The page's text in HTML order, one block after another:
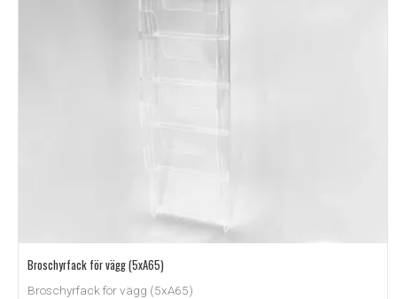
Broschyrfack för vägg (5xA65)
Broschyrfack för vägg (5xA65)